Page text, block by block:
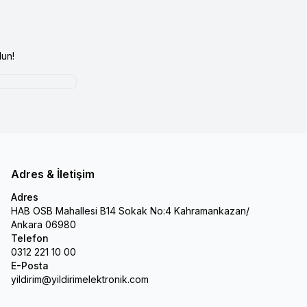
Adres & İletişim
Adres
HAB OSB Mahallesi B14 Sokak No:4 Kahramankazan/
Ankara 06980
Telefon
0312 221 10 00
E-Posta
yildirim@yildirimelektronik.com